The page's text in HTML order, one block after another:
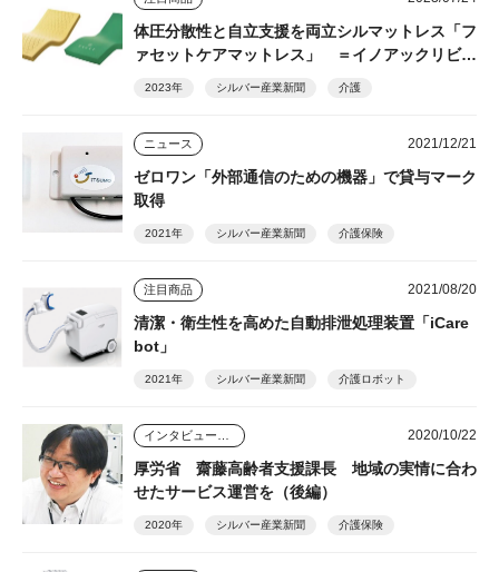
体圧分散性と自立支援を両立シルマットレス「フ
ァセットケアマットレス」 ＝イノアックリビン
2023年 シルバー産業新聞 介護
ニュース 2021/12/21
ゼロワン「外部通信のための機器」で貸与マーク
取得
2021年 シルバー産業新聞 介護保険
注目商品 2021/08/20
清潔・衛生性を高めた自動排泄処理装置「iCare
bot」
2021年 シルバー産業新聞 介護ロボット
2020/10/22
厚労省 齋藤高齢者支援課長 地域の実情に合わ
せたサービス運営を（後編）
2020年 シルバー産業新聞 介護保険